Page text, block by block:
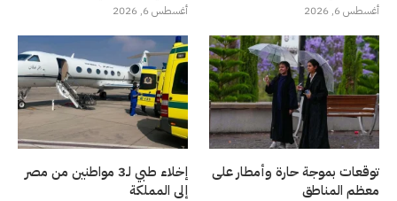
أغسطس 6, 2026 أغسطس 6, 2026
توقعات بموجة حارة وأمطار على
معظم المناطق
إخلاء طبي لـ3 مواطنين من مصر
إلى المملكة